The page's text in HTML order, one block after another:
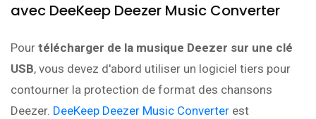
avec DeeKeep Deezer Music Converter
Pour télécharger de la musique Deezer sur une clé
USB, vous devez d'abord utiliser un logiciel tiers pour
contourner la protection de format des chansons
Deezer. DeeKeep Deezer Music Converter est